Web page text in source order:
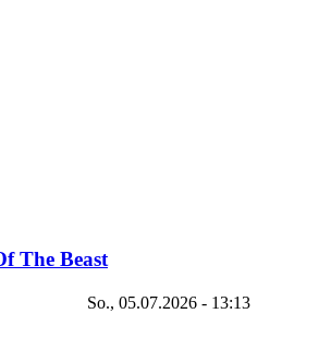
The Beast
So., 05.07.2026 - 13:13